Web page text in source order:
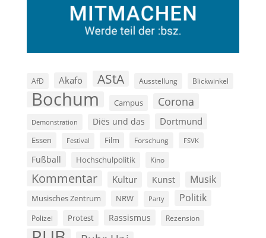
AfD Akafö AStA Ausstellung Blickwinkel
Bochum Campus Corona
Demonstration Diës und das Dortmund
Essen Festival Film Forschung FSVK
Fußball Hochschulpolitik Kino
Kommentar Kultur Kunst Musik
Musisches Zentrum NRW Party Politik
Polizei Protest Rassismus Rezension